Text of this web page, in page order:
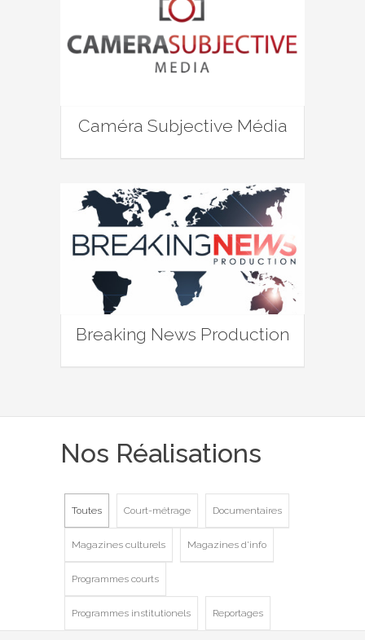
Caméra Subjective Média
Breaking News Production
Nos Réalisations
Toutes Court-métrage Documentaires
Magazines culturels Magazines d'info
Programmes courts
Programmes institutionels Reportages